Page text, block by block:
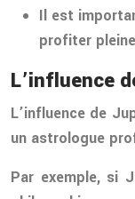
Il est
profiter
L’influence
L’influence de
un astrologue
Par exemple, si